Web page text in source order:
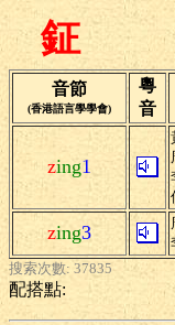
鉦
音節
(香港語言學學會)
粵
音
zing1
zing3
搜索次數: 37835
配搭點: